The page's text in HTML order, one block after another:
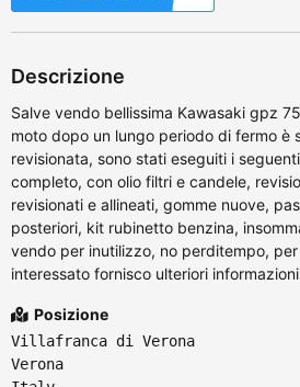
Descrizione
Salve vendo bellissima Kawasaki gpz
moto dopo un lungo periodo di fermo è
revisionata, sono stati eseguiti i
completo, con olio filtri e candele,
revisionati e allineati, gomme nuove,
posteriori, kit rubinetto benzina,
vendo per inutilizzo, no perditempo,
interessato fornisco ulteriori
Posizione
Villafranca di Verona
Verona